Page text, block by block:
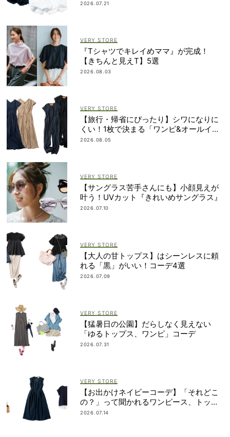
2026.07.21
VERY STORE
『Tシャツでキレイめママ』が完成！
【きちんと見えT】5選
2026.08.03
VERY STORE
【旅行・帰省にぴったり】シワになりに
くい！1枚で決まる「ワンピ&オールイン
ワン」2選
2026.08.05
VERY STORE
【サングラス苦手さんにも】小顔見えが
叶う！UVカット『きれいめサングラス』
2026.07.10
VERY STORE
【大人の甘トップス】はシーンレスに頼
れる「黒」がいい！コーデ4選
2026.07.09
VERY STORE
【猛暑日の公園】だらしなく見えない
「ゆるトップス、ワンピ」コーデ
2026.07.31
VERY STORE
【お出かけネイビーコーデ】「それどこ
の？」って聞かれるワンピース、トップ
ス
2026.07.14